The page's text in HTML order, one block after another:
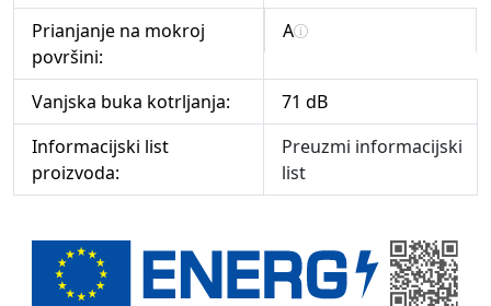
Prianjanje na mokroj
površini:
A
Vanjska buka kotrljanja:
71 dB
Informacijski list
proizvoda:
Preuzmi informacijski
list